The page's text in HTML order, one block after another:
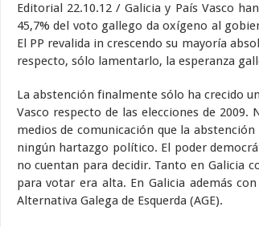
Editorial 22.10.12 / Galicia y País Vasco
45,7% del voto gallego da oxígeno al
El PP revalida in crescendo su mayoría
respecto, sólo lamentarlo, la esperanza
La abstención finalmente sólo ha crecido
Vasco respecto de las elecciones de
medios de comunicación que la
ningún hartazgo político. El poder
no cuentan para decidir. Tanto en Galicia
para votar era alta. En Galicia además
Alternativa Galega de Esquerda (AGE).